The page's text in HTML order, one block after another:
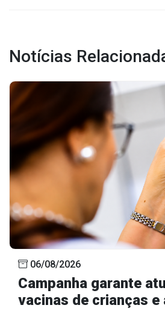
Processo Seletivo
Instruções Normativas
Licitações
Dispensas e Inexigibilidades
Chamamentos Públicos
Leis, Decretos e Portarias
Transparência
Radar da Transparência
Notícias
06/08/2026
Campanha garante
vacinas de crianças